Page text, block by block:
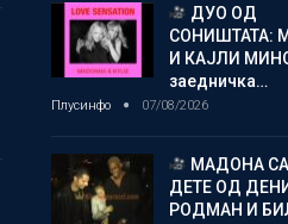
ДУО ОД
СОНИШТАТА:
И КАЈЛИ
заедничка…
Плусинфо 07/08/2026
МАДОНА
ДЕТЕ ОД
РОДМАН И